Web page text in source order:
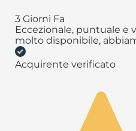
3 Giorni Fa
Eccezionale, puntuale e
molto disponibile,
Acquirente verificato